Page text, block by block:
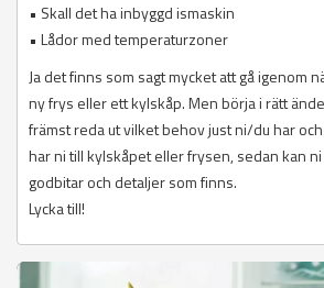
• Skall det ha inbyggd ismaskin
• Lådor med temperaturzoner
Ja det finns som sagt mycket att gå igenom
ny frys eller ett kylskåp. Men börja i rätt
främst reda ut vilket behov just ni/du har
har ni till kylskåpet eller frysen, sedan kan
godbitar och detaljer som finns.
Lycka till!